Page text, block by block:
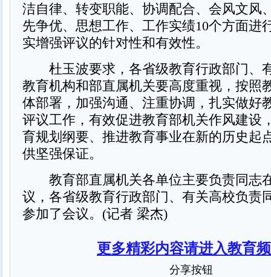
洁自律、转变职能、协调配合、会风文风
先争优、思想工作、工作实绩10个方面进
实增强评议的针对性和有效性。
杜玉波要求，各省级教育行政部门、
教育机构和部直属机关要高度重视，按照
体部署，加强沟通、注重协调，扎实做好
评议工作，有效促进教育部机关作风建设
育规划纲要、推进教育事业在新的历史起
供坚强保证。
教育部直属机关各单位主要负责同志
议，各省级教育行政部门、有关高校负责
参加了会议。(记者 梁杰)
更多精彩内容请进入教育
分享按钮